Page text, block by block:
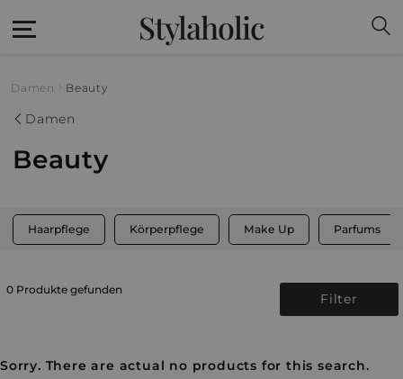
Stylaholic
Damen Beauty
Damen
Beauty
Haarpflege Körperpflege Make Up Parfums
0 Produkte gefunden
Filter
Sorry. There are actual no products for this search.